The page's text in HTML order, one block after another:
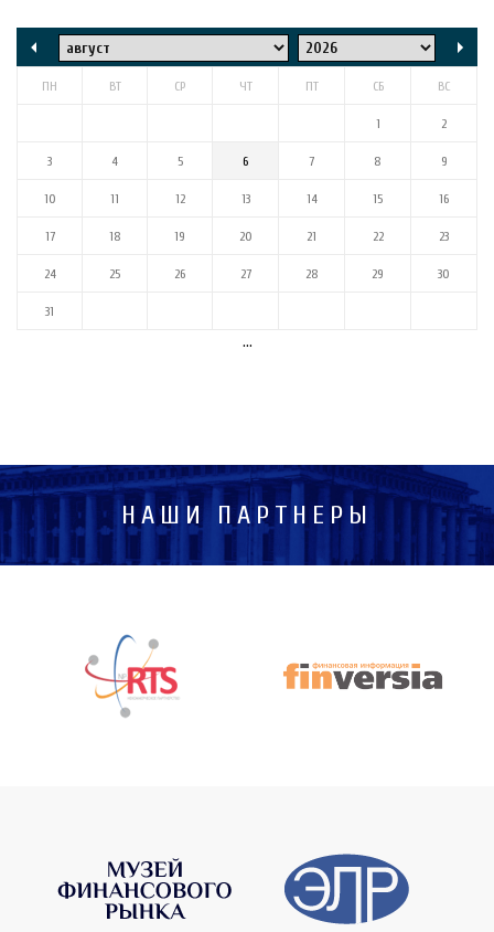
ПН ВТ СР ЧТ ПТ СБ ВС
1 2
3 4 5 6 7 8 9
10 11 12 13 14 15 16
17 18 19 20 21 22 23
24 25 26 27 28 29 30
31
...
НАШИ ПАРТНЕРЫ